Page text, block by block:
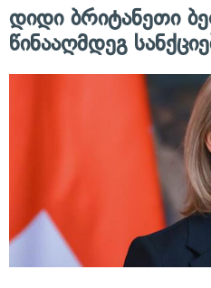
დიდი ბრიტანეთი
წინააღმდეგ